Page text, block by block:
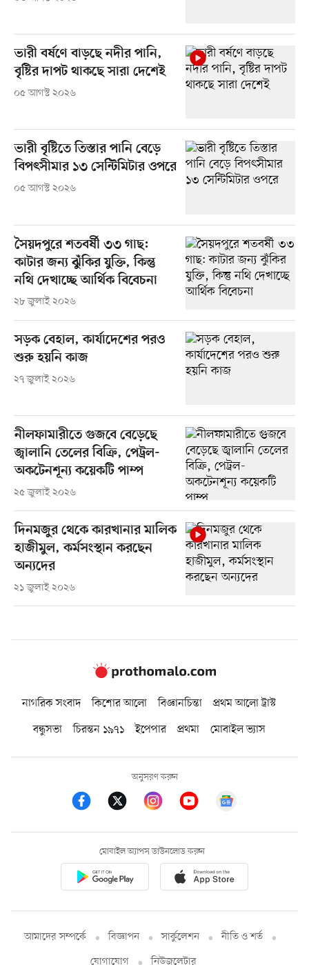
ভারী বর্ষণে বাড়ছে নদীর পানি,
বৃষ্টির দাপট থাকছে সারা দেশেই
০৫ আগস্ট ২০২৬
ভারী বৃষ্টিতে তিস্তার পানি বেড়ে
বিপৎসীমার ১৩ সেন্টিমিটার ওপরে
০৫ আগস্ট ২০২৬
সৈয়দপুরে শতবর্ষী ৩৩ গাছ:
কাটার জন্য ঝুঁকির যুক্তি, কিন্তু
নথি দেখাচ্ছে আর্থিক বিবেচনা
২৮ জুলাই ২০২৬
সড়ক বেহাল, কার্যাদেশের পরও
শুরু হয়নি কাজ
২৭ জুলাই ২০২৬
নীলফামারীতে গুজবে বেড়েছে
জ্বালানি তেলের বিক্রি, পেট্রল-
অকটেনশূন্য কয়েকটি পাম্প
২৫ জুলাই ২০২৬
দিনমজুর থেকে কারখানার মালিক
হাজীমুল, কর্মসংস্থান করছেন
অন্যদের
২১ জুলাই ২০২৬
নাগরিক সংবাদ কিশোর আলো বিজ্ঞানচিন্তা
প্রথম আলো ট্রাস্ট
বন্ধুসভা
চিরন্তন ১৯৭১ ইপেপার প্রথমা মোবাইল ভ্যাস
অনুসরণ করুন
মোবাইল অ্যাপস ডাউনলোড করুন
আমাদের সম্পর্কে বিজ্ঞাপন সার্কুলেশন
নীতি ও শর্ত
যোগাযোগ
নিউজলেটার